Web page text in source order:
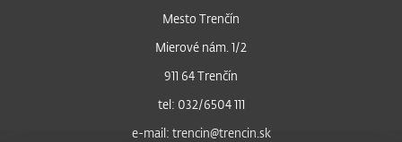
Mesto Trenčín
Mierové nám. 1/2
911 64 Trenčín
tel: 032/6504 111
e-mail: trencin@trencin.sk